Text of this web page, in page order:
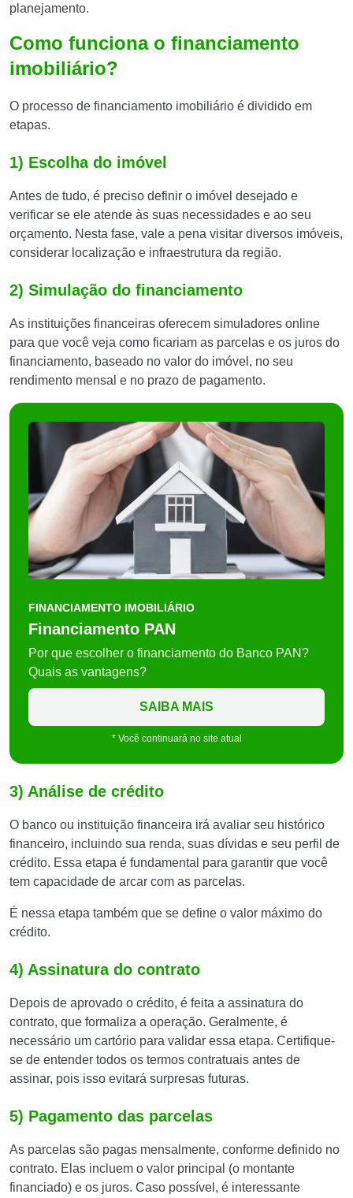
planejamento.
Como funciona o financiamento
imobiliário?
O processo de financiamento imobiliário é dividido em
etapas.
1) Escolha do imóvel
Antes de tudo, é preciso definir o imóvel desejado e
verificar se ele atende às suas necessidades e ao seu
orçamento. Nesta fase, vale a pena visitar diversos imóveis,
considerar localização e infraestrutura da região.
2) Simulação do financiamento
As instituições financeiras oferecem simuladores online
para que você veja como ficariam as parcelas e os juros do
financiamento, baseado no valor do imóvel, no seu
rendimento mensal e no prazo de pagamento.
FINANCIAMENTO IMOBILIÁRIO
Financiamento PAN
Por que escolher o financiamento do Banco PAN?
Quais as vantagens?
SAIBA MAIS
* Você continuará no site atual
3) Análise de crédito
O banco ou instituição financeira irá avaliar seu histórico
financeiro, incluindo sua renda, suas dívidas e seu perfil de
crédito. Essa etapa é fundamental para garantir que você
tem capacidade de arcar com as parcelas.
É nessa etapa também que se define o valor máximo do
crédito.
4) Assinatura do contrato
Depois de aprovado o crédito, é feita a assinatura do
contrato, que formaliza a operação. Geralmente, é
necessário um cartório para validar essa etapa. Certifique-
se de entender todos os termos contratuais antes de
assinar, pois isso evitará surpresas futuras.
5) Pagamento das parcelas
As parcelas são pagas mensalmente, conforme definido no
contrato. Elas incluem o valor principal (o montante
financiado) e os juros. Caso possível, é interessante